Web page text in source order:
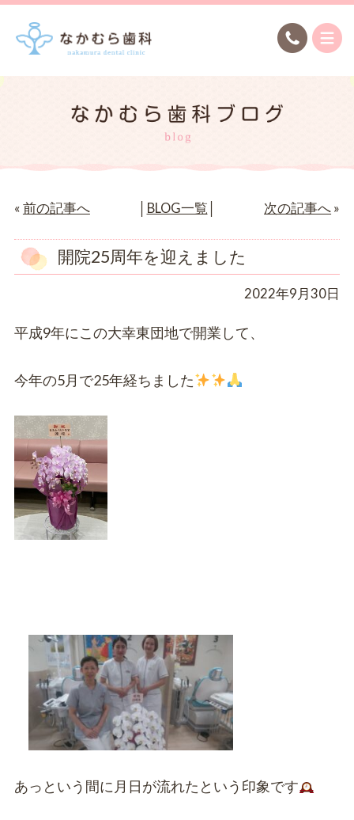
« 前の記事へ BLOG一覧 次の記事へ »
開院25周年を迎えました
2022年9月30日
平成9年にこの大幸東団地で開業して、
今年の5月で25年経ちました
あっという間に月日が流れたという印象です